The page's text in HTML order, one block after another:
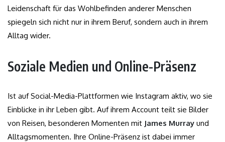
Leidenschaft für das Wohlbefinden anderer Menschen
spiegeln sich nicht nur in ihrem Beruf, sondern auch in ihrem
Alltag wider.
Soziale Medien und Online-Präsenz
Ist auf Social-Media-Plattformen wie Instagram aktiv, wo sie
Einblicke in ihr Leben gibt. Auf ihrem Account teilt sie Bilder
von Reisen, besonderen Momenten mit James Murray und
Alltagsmomenten. Ihre Online-Präsenz ist dabei immer